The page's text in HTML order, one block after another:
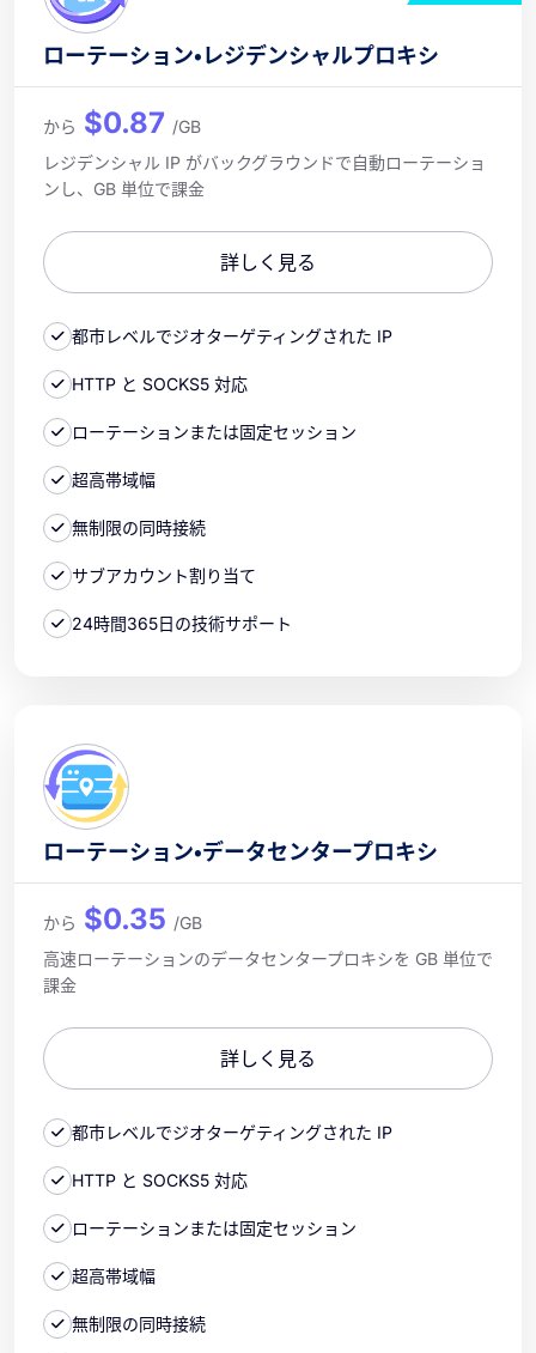
ローテーション・レジデンシャルプロキシ
から $0.87 /GB
レジデンシャル IP がバックグラウンドで自動ローテーショ
ンし、GB 単位で課金
詳しく見る
都市レベルでジオターゲティングされた IP
HTTP と SOCKS5 対応
ローテーションまたは固定セッション
超高帯域幅
無制限の同時接続
サブアカウント割り当て
24時間365日の技術サポート
ローテーション・データセンタープロキシ
から $0.35 /GB
高速ローテーションのデータセンタープロキシを GB 単位で
課金
詳しく見る
都市レベルでジオターゲティングされた IP
HTTP と SOCKS5 対応
ローテーションまたは固定セッション
超高帯域幅
無制限の同時接続